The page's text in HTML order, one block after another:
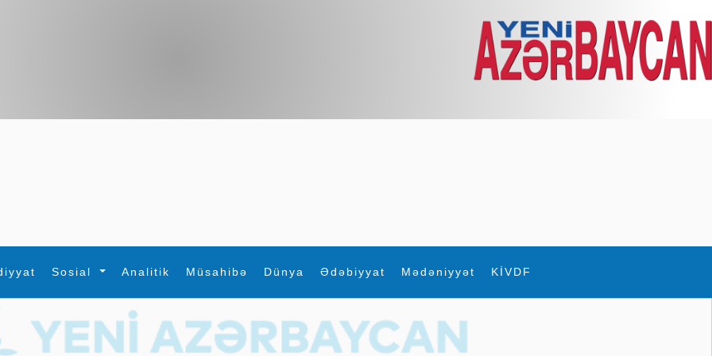
Sosial Analitik Müsahibə Dünya Ədəbiyyat Mədəniyyət KİVDF